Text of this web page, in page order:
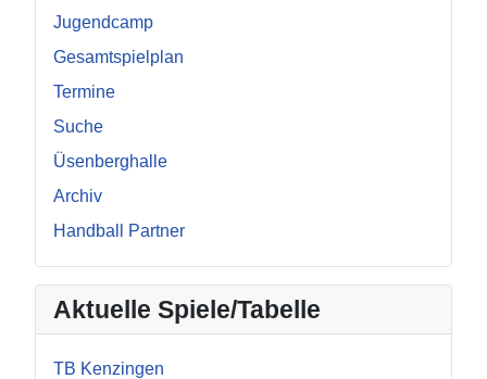
Jugendcamp
Gesamtspielplan
Termine
Suche
Üsenberghalle
Archiv
Handball Partner
Aktuelle Spiele/Tabelle
TB Kenzingen